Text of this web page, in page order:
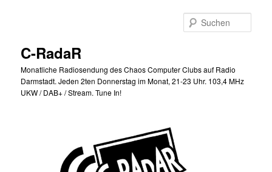
C-RadaR
Monatliche Radiosendung des Chaos Computer Clubs auf Radio
Darmstadt. Jeden 2ten Donnerstag im Monat, 21-23 Uhr. 103,4 MHz
UKW / DAB+ / Stream. Tune In!